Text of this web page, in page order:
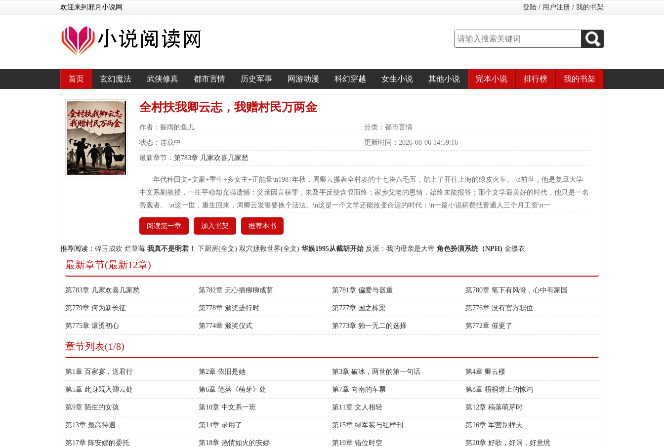
欢迎来到邪月小说网 登陆 / 用户注册 / 我的书架
首页 玄幻魔法 武侠修真 都市言情 历史军事 网游动漫 科幻穿越 女生小说 其他小说 完本小说 排行榜 我的书架
全村扶我卿云志，我赠村民万两金
作者：躲雨的鱼儿 分类：都市言情
状态：连载中 更新时间：2026-08-06 14:59:16
最新章节： 第783章 几家欢喜几家愁
年代种田文+文豪+重生+多女主+正能量\n1987年秋，周卿云攥着全村凑的十七块八毛五，踏上了开往上海的绿皮火车。 \n前世，他是复旦大学
中文系副教授，一生平稳却充满遗憾：父亲因言获罪，未及平反便含恨而终；家乡父老的恩情，始终未能报答；那个文学最美好的时代，他只是一名
旁观者。 \n这一世，重生回来，周卿云发誓要换个活法。\n这是一个文学还能改变命运的时代：\n一篇小说稿费抵普通人三个月工资\n一
阅读第一章 加入书架 推荐本书
推荐阅读： 碎玉成欢 烂草莓 我真不是明君！ 下厨房(全文) 双穴拯救世界(全文) 华娱1995从截胡开始 反派：我的母亲是大帝 角色扮演系统（NPH) 金缕衣
最新章节(最新12章)
第783章 几家欢喜几家愁 第782章 无心插柳柳成荫 第781章 偏爱与器重 第780章 笔下有风骨，心中有家国
第779章 何为新长征 第778章 颁奖进行时 第777章 国之栋梁 第776章 没有官方职位
第775章 滚烫初心 第774章 颁奖仪式 第773章 独一无二的选择 第772章 催更了
章节列表(1/8)
第1章 百家宴，送君行 第2章 依旧是她 第3章 破冰，两世的第一句话 第4章 卿云楼
第5章 此身既入卿云处 第6章 笔落《萌芽》处 第7章 向南的车票 第8章 梧桐道上的惊鸿
第9章 陌生的女孩 第10章 中文系一班 第11章 文人相轻 第12章 稿落萌芽时
第13章 最高待遇 第14章 录用了 第15章 绿军装与红样刊 第16章 军营别样天
第17章 陈安娜的委托 第18章 热情如火的安娜 第19章 错位时空 第20章 好歌，好词，好意境